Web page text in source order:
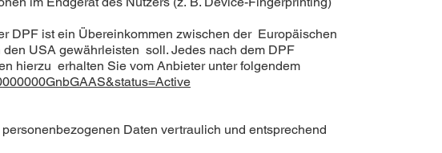
DPF ist ein Übereinkommen zwischen der Europäischen
USA gewährleisten soll. Jedes nach dem DPF
hierzu erhalten Sie vom Anbieter unter folgendem
Daten vertraulich und entsprechend